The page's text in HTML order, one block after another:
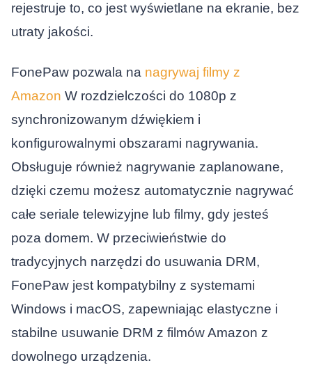
rejestruje to, co jest wyświetlane na ekranie, bez
utraty jakości.
FonePaw pozwala na nagrywaj filmy z
Amazon W rozdzielczości do 1080p z
synchronizowanym dźwiękiem i
konfigurowalnymi obszarami nagrywania.
Obsługuje również nagrywanie zaplanowane,
dzięki czemu możesz automatycznie nagrywać
całe seriale telewizyjne lub filmy, gdy jesteś
poza domem. W przeciwieństwie do
tradycyjnych narzędzi do usuwania DRM,
FonePaw jest kompatybilny z systemami
Windows i macOS, zapewniając elastyczne i
stabilne usuwanie DRM z filmów Amazon z
dowolnego urządzenia.